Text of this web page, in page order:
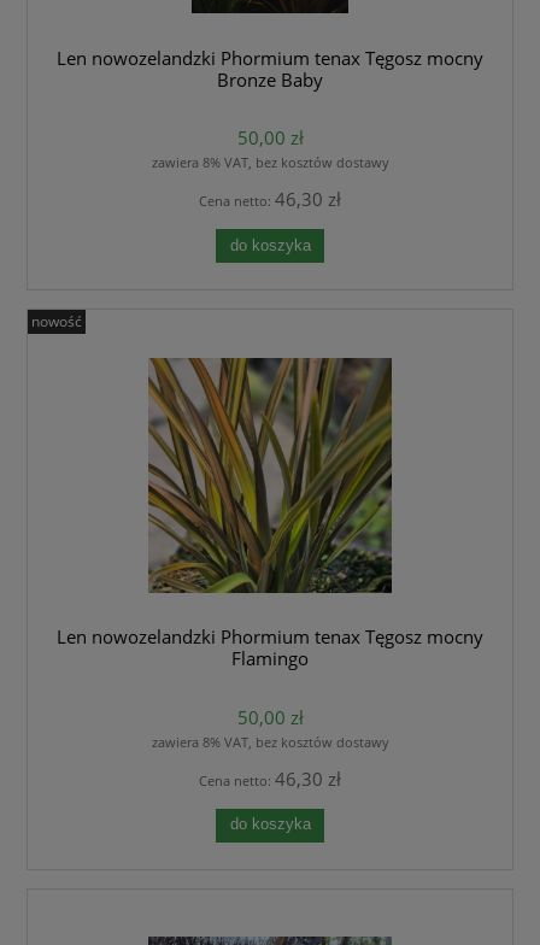
Len nowozelandzki Phormium tenax Tęgosz mocny
Bronze Baby
50,00 zł
zawiera 8% VAT, bez kosztów dostawy
Cena netto: 46,30 zł
do koszyka
Len nowozelandzki Phormium tenax Tęgosz mocny
Flamingo
50,00 zł
zawiera 8% VAT, bez kosztów dostawy
Cena netto: 46,30 zł
do koszyka
nowość